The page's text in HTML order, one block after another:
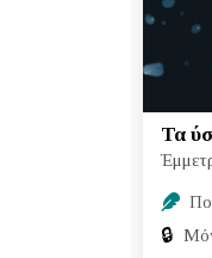
Τα
🔒